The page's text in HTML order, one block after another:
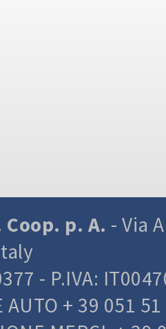
p. A. - Via
- P.IVA:
AUTO + 39 051